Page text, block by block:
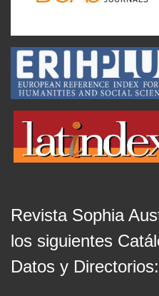
Revista Sophia
los siguientes
Datos y Directorios: